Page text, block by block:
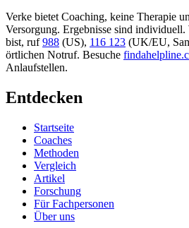
Verke bietet Coaching, keine Therapie
Versorgung. Ergebnisse sind
bist, ruf 988 (US), 116 123 (UK/EU,
örtlichen Notruf. Besuche
Anlaufstellen.
Entdecken
Startseite
Coaches
Methoden
Vergleich
Artikel
Forschung
Für Fachpersonen
Über uns